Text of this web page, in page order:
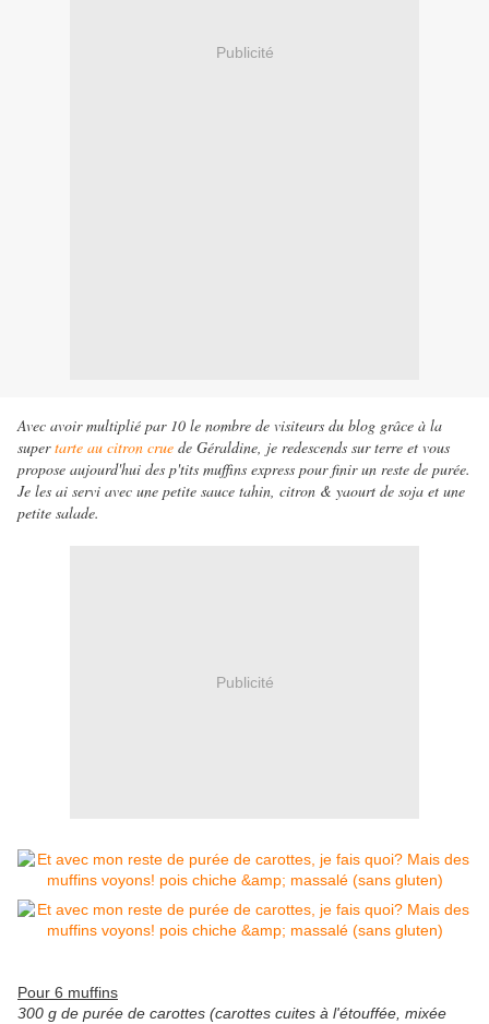
Publicité
Avec avoir multiplié par 10 le nombre de visiteurs du blog grâce à la
supertarte au citron crue de Géraldine, je redescends sur terre et vous
propose aujourd'hui des p'tits muffins express pour finir un reste de purée.
Je les ai servi avec une petite sauce tahin, citron & yaourt de soja et une
petite salade.
Publicité
Pour 6 muffins
300 g de purée de carottes (carottes cuites à l'étouffée, mixée